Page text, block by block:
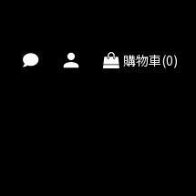
購物車(0)